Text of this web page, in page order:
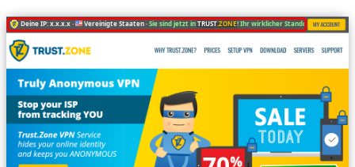
Deine IP: x.x.x.x · Vereinigte Staaten ·Sie sind jetzt inTRUST.ZONE! Ihr wirklicher Standort ist